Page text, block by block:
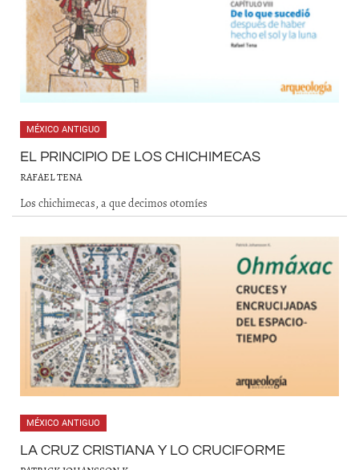
MÉXICO ANTIGUO
EL PRINCIPIO DE LOS CHICHIMECAS
RAFAEL TENA
Los chichimecas, a que decimos otomíes
MÉXICO ANTIGUO
LA CRUZ CRISTIANA Y LO CRUCIFORME